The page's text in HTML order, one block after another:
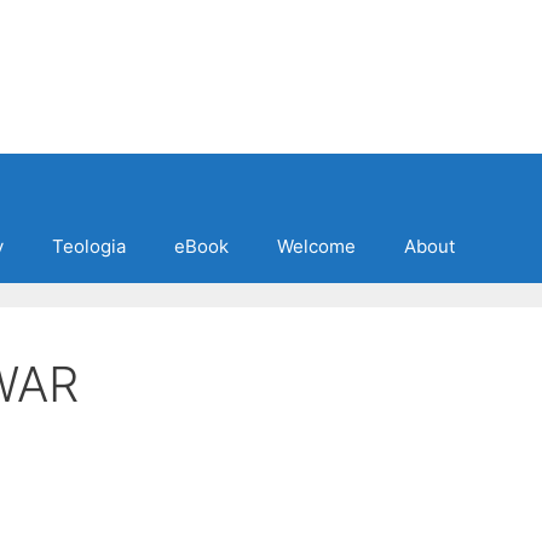
Teologia eBook Welcome About